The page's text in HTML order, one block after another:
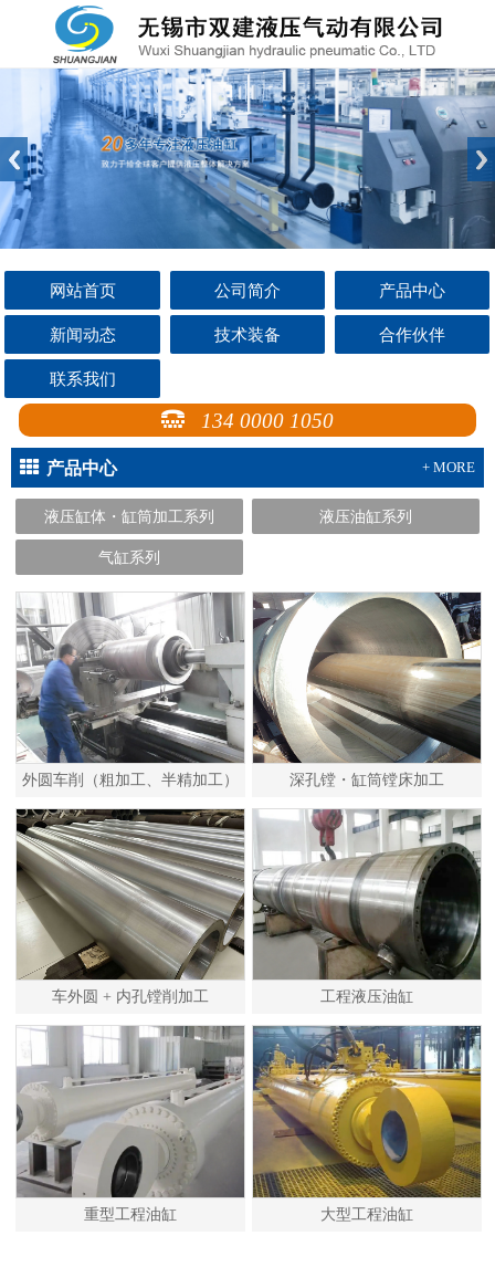
网站首页 公司简介 产品中心
新闻动态 技术装备 合作伙伴
联系我们
134 0000 1050
产品中心 + MORE
液压缸体・缸筒加工系列 液压油缸系列
气缸系列
外圆车削（粗加工、半精加工） 深孔镗・缸筒镗床加工
车外圆 + 内孔镗削加工 工程液压油缸
重型工程油缸 大型工程油缸